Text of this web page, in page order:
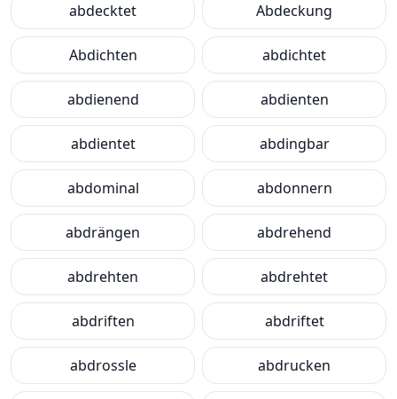
abdecktet Abdeckung
Abdichten abdichtet
abdienend abdienten
abdientet abdingbar
abdominal abdonnern
abdrängen abdrehend
abdrehten abdrehtet
abdriften abdriftet
abdrossle abdrucken